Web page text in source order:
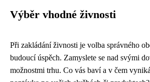
Výběr vhodné živnosti
Při zakládání živnosti je volba správného
budoucí úspěch. Zamyslete se nad svými
možnostmi trhu. Co vás baví a v čem